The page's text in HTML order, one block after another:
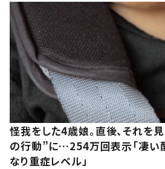
怪我をした4歳娘。直後、それを
の行動”に…254万回表示「凄い配
なり重症レベル」